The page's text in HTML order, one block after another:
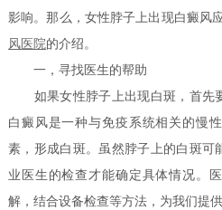
影响。那么，女性脖子上出现白癜风
风医院的介绍。
一，寻找医生的帮助
如果女性脖子上出现白斑，首先要
白癜风是一种与免疫系统相关的慢
素，形成白斑。虽然脖子上的白斑可
业医生的检查才能确定具体情况。
解，结合设备检查等方法，为我们提